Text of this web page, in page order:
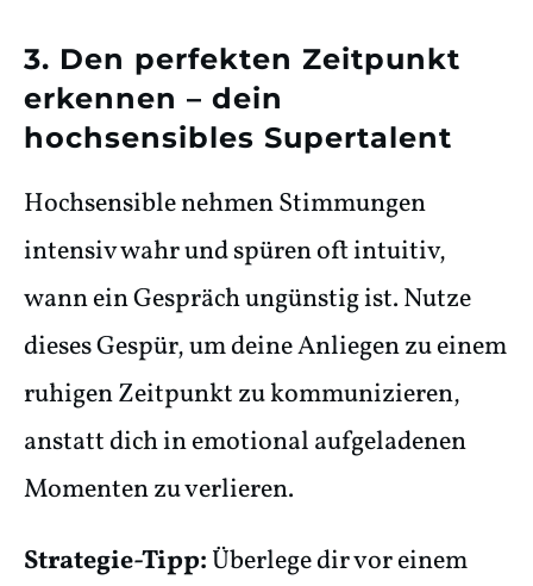
3. Den perfekten Zeitpunkt
erkennen – dein
hochsensibles Supertalent
Hochsensible nehmen Stimmungen
intensiv wahr und spüren oft intuitiv,
wann ein Gespräch ungünstig ist. Nutze
dieses Gespür, um deine Anliegen zu einem
ruhigen Zeitpunkt zu kommunizieren,
anstatt dich in emotional aufgeladenen
Momenten zu verlieren.
Strategie-Tipp:Überlege dir vor einem